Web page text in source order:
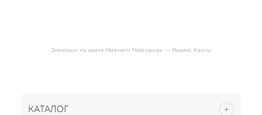
Электрон на карте Нижнего Новгорода — Яндекс Карты
КАТАЛОГ